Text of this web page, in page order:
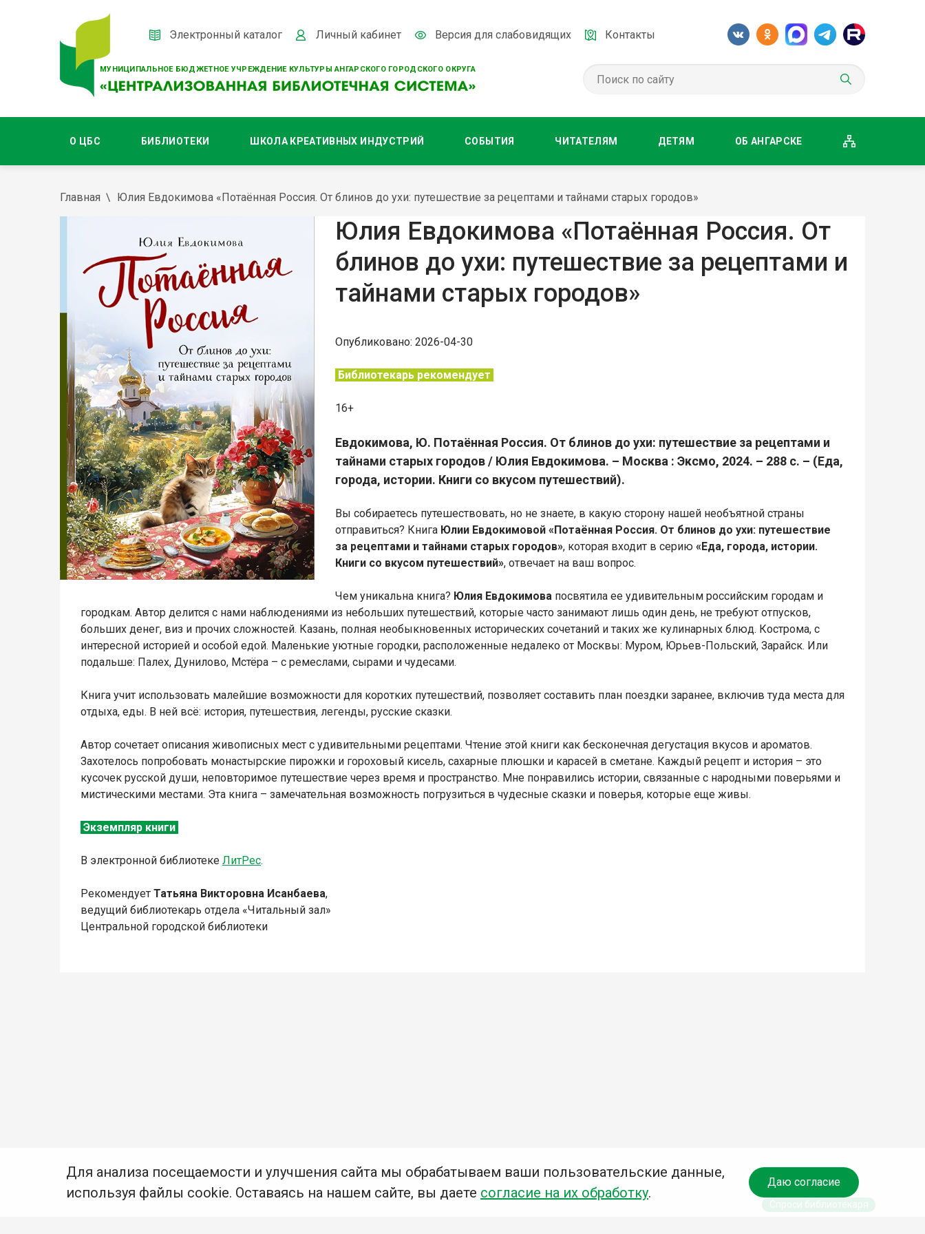
МУНИЦИПАЛЬНОЕ БЮДЖЕТНОЕ УЧРЕЖДЕНИЕ КУЛЬТУРЫ АНГАРСКОГО ГОРОДСКОГО ОКРУГА
Электронный каталог Личный кабинет Версия для слабовидящих Контакты
О ЦБС БИБЛИОТЕКИ ШКОЛА КРЕАТИВНЫХ ИНДУСТРИЙ СОБЫТИЯ ЧИТАТЕЛЯМ ДЕТЯМ ОБ АНГАРСКЕ
Главная Юлия Евдокимова «Потаённая Россия. От блинов до ухи: путешествие за рецептами и тайнами старых городов»
Юлия Евдокимова «Потаённая Россия. От
блинов до ухи: путешествие за рецептами и
тайнами старых городов»
Опубликовано: 2026-04-30
Библиотекарь рекомендует
16+
Евдокимова, Ю. Потаённая Россия. От блинов до ухи: путешествие за рецептами и
тайнами старых городов / Юлия Евдокимова. – Москва : Эксмо, 2024. – 288 с. – (Еда,
города, истории. Книги со вкусом путешествий).
Вы собираетесь путешествовать, но не знаете, в какую сторону нашей необъятной страны
отправиться? Книга Юлии Евдокимовой «Потаённая Россия. От блинов до ухи: путешествие
за рецептами и тайнами старых городов», которая входит в серию «Еда, города, истории.
Книги со вкусом путешествий», отвечает на ваш вопрос.
Чем уникальна книга? Юлия Евдокимова посвятила ее удивительным российским городам и
городкам. Автор делится с нами наблюдениями из небольших путешествий, которые часто занимают лишь один день, не требуют отпусков,
больших денег, виз и прочих сложностей. Казань, полная необыкновенных исторических сочетаний и таких же кулинарных блюд. Кострома, с
интересной историей и особой едой. Маленькие уютные городки, расположенные недалеко от Москвы: Муром, Юрьев-Польский, Зарайск. Или
подальше: Палех, Дунилово, Мстёра – с ремеслами, сырами и чудесами.
Книга учит использовать малейшие возможности для коротких путешествий, позволяет составить план поездки заранее, включив туда места для
отдыха, еды. В ней всё: история, путешествия, легенды, русские сказки.
Автор сочетает описания живописных мест с удивительными рецептами. Чтение этой книги как бесконечная дегустация вкусов и ароматов.
Захотелось попробовать монастырские пирожки и гороховый кисель, сахарные плюшки и карасей в сметане. Каждый рецепт и история – это
кусочек русской души, неповторимое путешествие через время и пространство. Мне понравились истории, связанные с народными поверьями и
мистическими местами. Эта книга – замечательная возможность погрузиться в чудесные сказки и поверья, которые еще живы.
Экземпляр книги
В электронной библиотеке ЛитРес.
Рекомендует Татьяна Викторовна Исанбаева,
ведущий библиотекарь отдела «Читальный зал»
Центральной городской библиотеки
Для анализа посещаемости и улучшения сайта мы обрабатываем ваши пользовательские данные,
используя файлы cookie. Оставаясь на нашем сайте, вы даете согласие на их обработку.
Даю согласие
Спроси библиотекаря